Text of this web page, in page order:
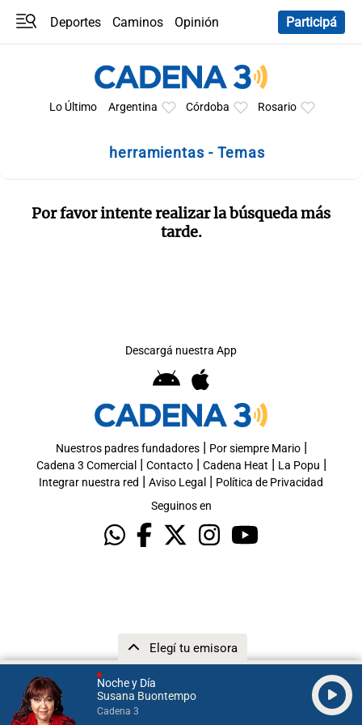
Noche y Día
Susana Buontempo
Cadena 3
Elegí tu emisora
Deportes Caminos
Opinión
Participá
Lo Último Argentina Córdoba Rosario
herramientas - Temas
Por favor intente realizar la búsqueda más
tarde.
Descargá nuestra App
Nuestros padres fundadores| Por siempre Mario|
Cadena 3 Comercial | Contacto| Cadena Heat | La Popu |
Integrar nuestra red | Aviso Legal | Política de Privacidad
Seguinos en